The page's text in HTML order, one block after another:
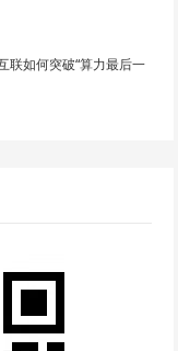
联如何突破“算力最后一